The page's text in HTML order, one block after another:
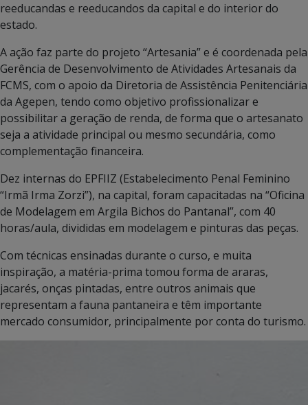
reeducandas e reeducandos da capital e do interior do
estado.
A ação faz parte do projeto “Artesania” e é coordenada pela
Gerência de Desenvolvimento de Atividades Artesanais da
FCMS, com o apoio da Diretoria de Assistência Penitenciária
da Agepen, tendo como objetivo profissionalizar e
possibilitar a geração de renda, de forma que o artesanato
seja a atividade principal ou mesmo secundária, como
complementação financeira.
Dez internas do EPFIIZ (Estabelecimento Penal Feminino
“Irmã Irma Zorzi”), na capital, foram capacitadas na “Oficina
de Modelagem em Argila Bichos do Pantanal”, com 40
horas/aula, divididas em modelagem e pinturas das peças.
Com técnicas ensinadas durante o curso, e muita
inspiração, a matéria-prima tomou forma de araras,
jacarés, onças pintadas, entre outros animais que
representam a fauna pantaneira e têm importante
mercado consumidor, principalmente por conta do turismo.